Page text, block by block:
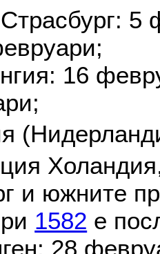
16
и южните
1582 е
28